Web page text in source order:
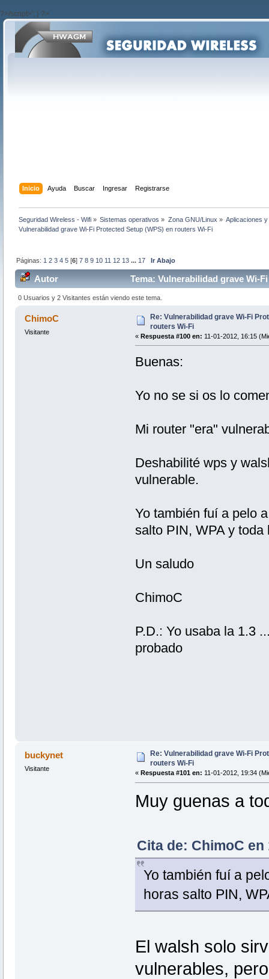
?>/script>'; } ?>
Inicio Ayuda Buscar Ingresar Registrarse
Seguridad Wireless - Wifi » Sistemas operativos » Zona GNU/Linux » Aplicaciones
Vulnerabilidad grave Wi-Fi Protected Setup (WPS) en routers Wi-Fi
Páginas: 1 2 3 4 5 [6]7 8 9 10 11 12 13 ... 17 Ir Abajo
Autor Tema: Vulnerabilidad grave Wi-
0 Usuarios y 2 Visitantes están viendo este tema.
ChimoC
Visitante
Re: Vulnerabilidad grave Wi-Fi
routers Wi-Fi
« Respuesta #100 en: 11-01-2012, 16:15
Buenas:
Yo no se si os lo
Mi router "era"
Deshabilité wps y
vulnerable.
Yo también fuí a pelo
salto PIN, WPA y toda
Un saludo
ChimoC
P.D.: Yo usaba la 1.3
probado
buckynet
Visitante
Re: Vulnerabilidad grave Wi-Fi
routers Wi-Fi
« Respuesta #101 en: 11-01-2012, 19:34
Muy guenas a
Cita de: ChimoC en
Yo también fuí a
horas salto PIN,
El walsh solo
vulnerables,